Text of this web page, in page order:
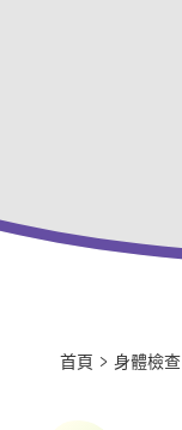
首頁 > 身體檢查